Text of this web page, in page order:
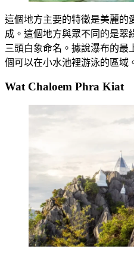
這個地方主要的特徵是美麗的
成。這個地方與眾不同的是翠
三頭白象命名。據說瀑布的最
個可以在小水池裡游泳的區域
Wat Chaloem Phra Kiat